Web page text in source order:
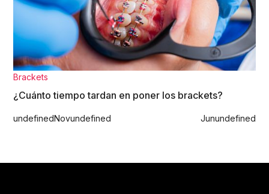
Brackets
¿Cuánto tiempo tardan en poner los brackets?
undefinedNovundefined Junundefined